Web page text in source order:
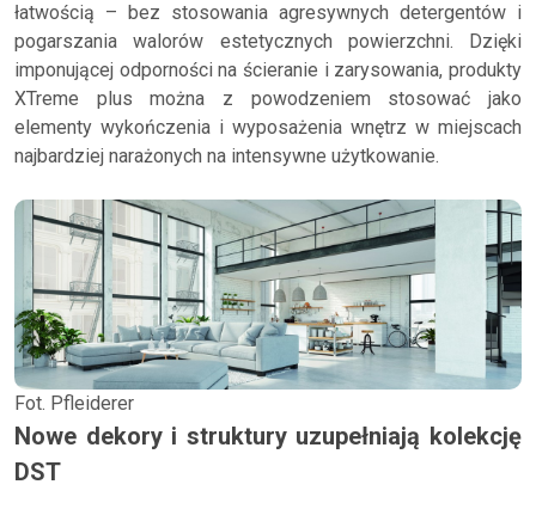
łatwością – bez stosowania agresywnych detergentów i
pogarszania walorów estetycznych powierzchni. Dzięki
imponującej odporności na ścieranie i zarysowania, produkty
XTreme plus można z powodzeniem stosować jako
elementy wykończenia i wyposażenia wnętrz w miejscach
najbardziej narażonych na intensywne użytkowanie.
Fot. Pfleiderer
Nowe dekory i struktury uzupełniają kolekcję
DST